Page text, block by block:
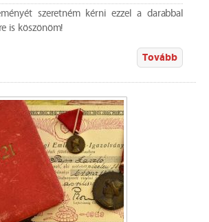
szeretném kérni ezzel a darabbal
is köszönöm!
Tovább